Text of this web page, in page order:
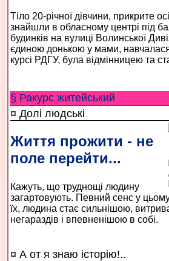
Тіло 20-річної дівчини, прикрите
знайшли в обласному центрі під
будинків на вулиці Волинської
єдиною донькою у мами,
курсі РДГУ, була відмінницею та
§ Ракурс житейський
¤ Долі людські
Життя прожити - не
поле перейти...
Кажуть, що труднощі людину
загартовують. Певний сенс у
їх, людина стає сильнішою,
негараздів і впевненішою в собі.
¤ А от я знаю історію!..